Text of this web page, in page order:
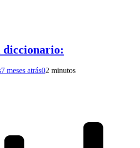
diccionario:
7 meses atrás02 minutos